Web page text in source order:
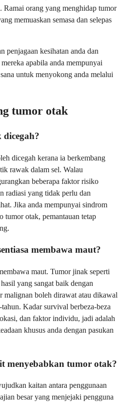
orang yang menghidap tumor
memuaskan semasa dan selepas
penjagaan kesihatan anda dan
apabila anda mempunyai
untuk menyokong anda melalui
tumor otak
dicegah kerana ia berkembang
rawak dalam sel. Walau
beberapa faktor risiko
radiasi yang tidak perlu dan
Jika anda mempunyai sindrom
tumor otak, pemantauan tetap
membawa maut?
maut. Tumor jinak seperti
yang sangat baik dengan
malignan boleh dirawat atau dikawal
Kadar survival berbeza-beza
dan faktor individu, jadi adalah
khusus anda dengan pasukan
menyebabkan tumor otak?
kaitan antara penggunaan
besar yang menjejaki pengguna